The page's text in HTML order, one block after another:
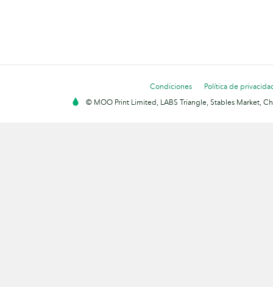
Condiciones
Política de
© MOO Print Limited, LABS Triangle, Stables Market,